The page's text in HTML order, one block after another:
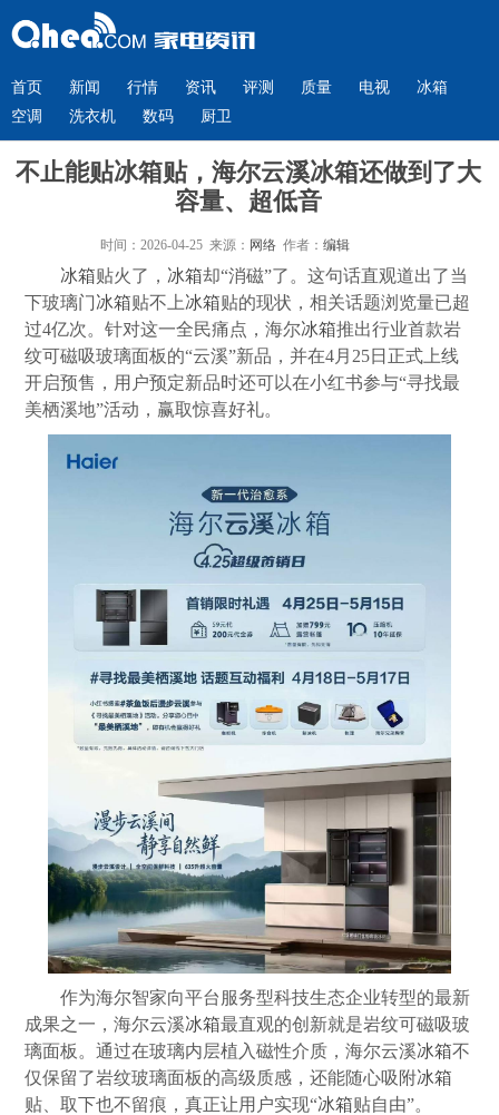
首页 新闻 行情 资讯 评测 质量 电视
冰箱
空调
洗衣机 数码 厨卫
不止能贴冰箱贴，海尔云溪冰箱还做到了大
容量、超低音
时间：2026-04-25 来源： 网络作者： 编辑
冰箱贴火了， 冰箱却“消磁”了。这句话直观道出了当
下玻璃门冰箱贴不上冰箱贴的现状，相关话题浏览量已超
过4亿次。针对这一全民痛点，海尔冰箱推出行业首款岩
纹可磁吸玻璃面板的“云溪”新品，并在4月25日正式上线
开启预售，用户预定新品时还可以在小红书参与“寻找最
美栖溪地”活动，赢取惊喜好礼。
作为海尔智家向平台服务型科技生态企业转型的最新
成果之一，海尔云溪冰箱最直观的创新就是岩纹可磁吸玻
璃面板。通过在玻璃内层植入磁性介质，海尔云溪冰箱不
仅保留了岩纹玻璃面板的高级质感，还能随心吸附冰箱
贴、取下也不留痕，真正让用户实现“冰箱贴自由”。